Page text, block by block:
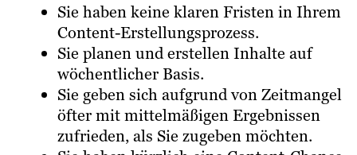
Sie haben keine klaren Fristen in Ihrem
Content-Erstellungsprozess.
Sie planen und erstellen Inhalte auf
wöchentlicher Basis.
Sie geben sich aufgrund von Zeitmangel
öfter mit mittelmäßigen Ergebnissen
zufrieden, als Sie zugeben möchten.